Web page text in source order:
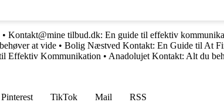
• Kontakt@mine tilbud.dk: En guide til effektiv
at vide • Bolig Næstved Kontakt: En Guide til At
Effektiv Kommunikation • Anadolujet Kontakt: Alt du
Pinterest TikTok Mail
RSS